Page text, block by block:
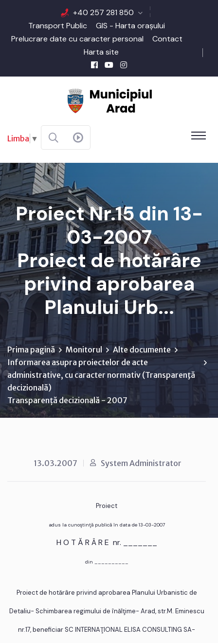
+40 257 281 850
Transport Public
GIS - Harta orașului
Prelucrare date cu caracter personal
Contact
Harta site
Limba ▼
Proiect Nr.15 din 13-
03-2007
Proiect de hotărâre
privind aprobarea
Planului Urb...
Prima pagină Monitorul
Alte documente
Informarea asupra proiectelor de acte
administrative, cu caracter normativ (Transparenţă
decizională)
Transparență decizională - 2007
13.03.2007 System Administrator
Proiect
adus la cunoştinţă publică în data de 13-03-2007
H O T Ă R Â R E nr. _______
din __________
Proiect de hotărâre privind aprobarea Planului Urbanistic de
Detaliu- Schimbarea regimului de înălţime- Arad, str.M. Eminescu
nr.17, beneficiar SC INTERNAŢIONAL ELISA CONSULTING SA-